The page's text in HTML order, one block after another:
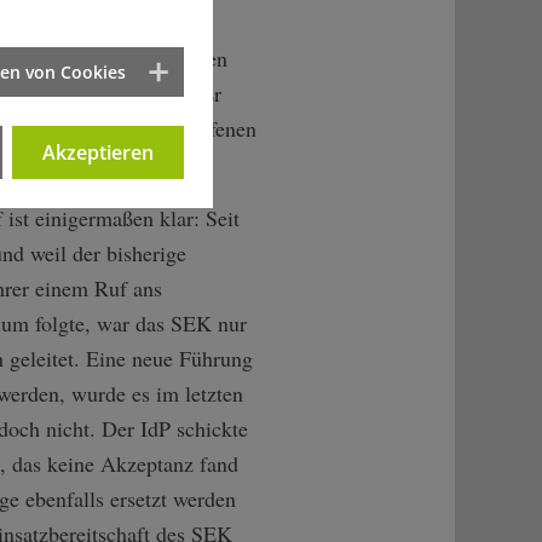
i. R., spricht von "faulen
wissen wollten. Er
überraschend berufenen
einigermaßen klar: Seit
weil der bisherige
einem Ruf ans
folgte, war das SEK nur
geleitet. Eine neue Führung
wurde es im letzten
nicht. Der IdP schickte
das keine Akzeptanz fand
ebenfalls ersetzt werden
des SEK
von Cookies
Akzeptieren